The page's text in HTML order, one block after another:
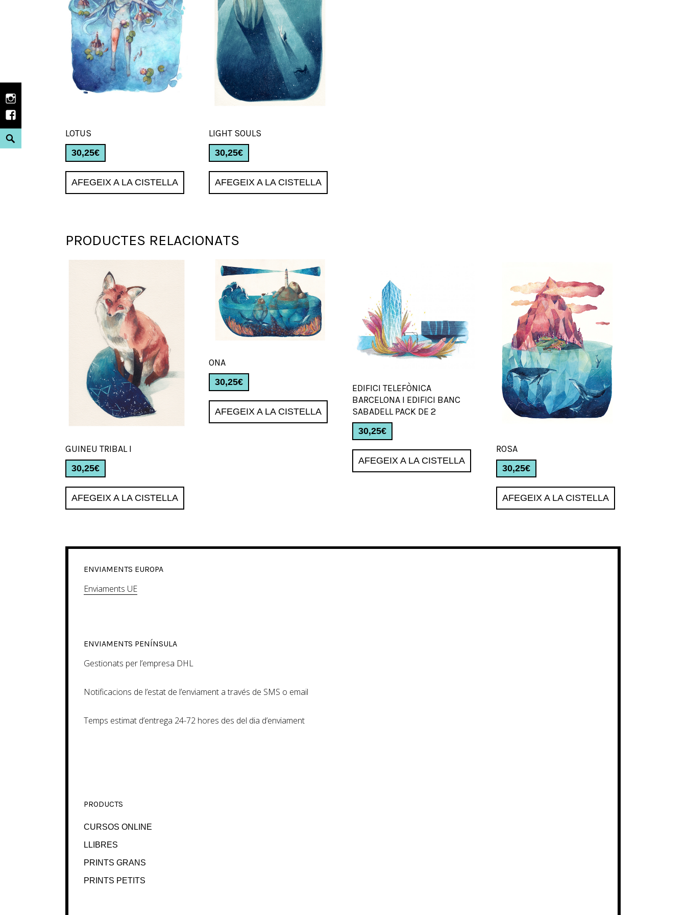
Instagram
Facebook
Search
LOTUS
30,25€
AFEGEIX A LA CISTELLA
LIGHT SOULS
30,25€
AFEGEIX A LA CISTELLA
PRODUCTES RELACIONATS
GUINEU TRIBAL I
30,25€
AFEGEIX A LA CISTELLA
ONA
30,25€
AFEGEIX A LA CISTELLA
EDIFICI TELEFÒNICA
BARCELONA I EDIFICI BANC
SABADELL PACK DE 2
30,25€
AFEGEIX A LA CISTELLA
ROSA
30,25€
AFEGEIX A LA CISTELLA
ENVIAMENTS EUROPA
Enviaments UE
ENVIAMENTS PENÍNSULA
Gestionats per l’empresa DHL
Notificacions de l’estat de l’enviament a través de SMS o email
Temps estimat d’entrega 24-72 hores des del dia d’enviament
PRODUCTS
CURSOS ONLINE
LLIBRES
PRINTS GRANS
PRINTS PETITS